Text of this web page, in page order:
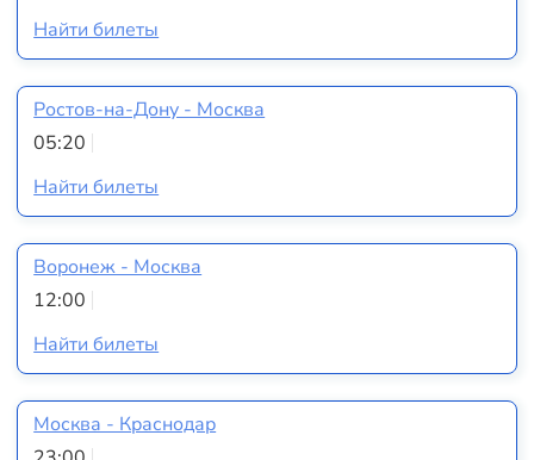
Найти билеты
Ростов-на-Дону - Москва
05:20
Найти билеты
Воронеж - Москва
12:00
Найти билеты
Москва - Краснодар